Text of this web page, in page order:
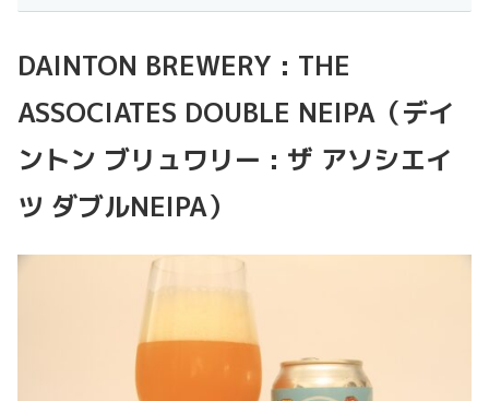
DAINTON BREWERY : THE
ASSOCIATES DOUBLE NEIPA（デイ
ントン ブリュワリー : ザ アソシエイ
ツ ダブルNEIPA）